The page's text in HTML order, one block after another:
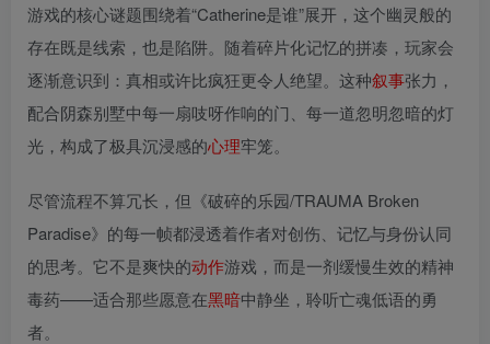
游戏的核心谜题围绕着“Catherine是谁”展开，这个幽灵般的
存在既是线索，也是陷阱。随着碎片化记忆的拼凑，玩家会
逐渐意识到：真相或许比疯狂更令人绝望。这种叙事张力，
配合阴森别墅中每一扇吱呀作响的门、每一道忽明忽暗的灯
光，构成了极具沉浸感的心理牢笼。
尽管流程不算冗长，但《破碎的乐园/TRAUMA Broken
Paradise》的每一帧都浸透着作者对创伤、记忆与身份认同
的思考。它不是爽快的动作游戏，而是一剂缓慢生效的精神
毒药——适合那些愿意在黑暗中静坐，聆听亡魂低语的勇
者。